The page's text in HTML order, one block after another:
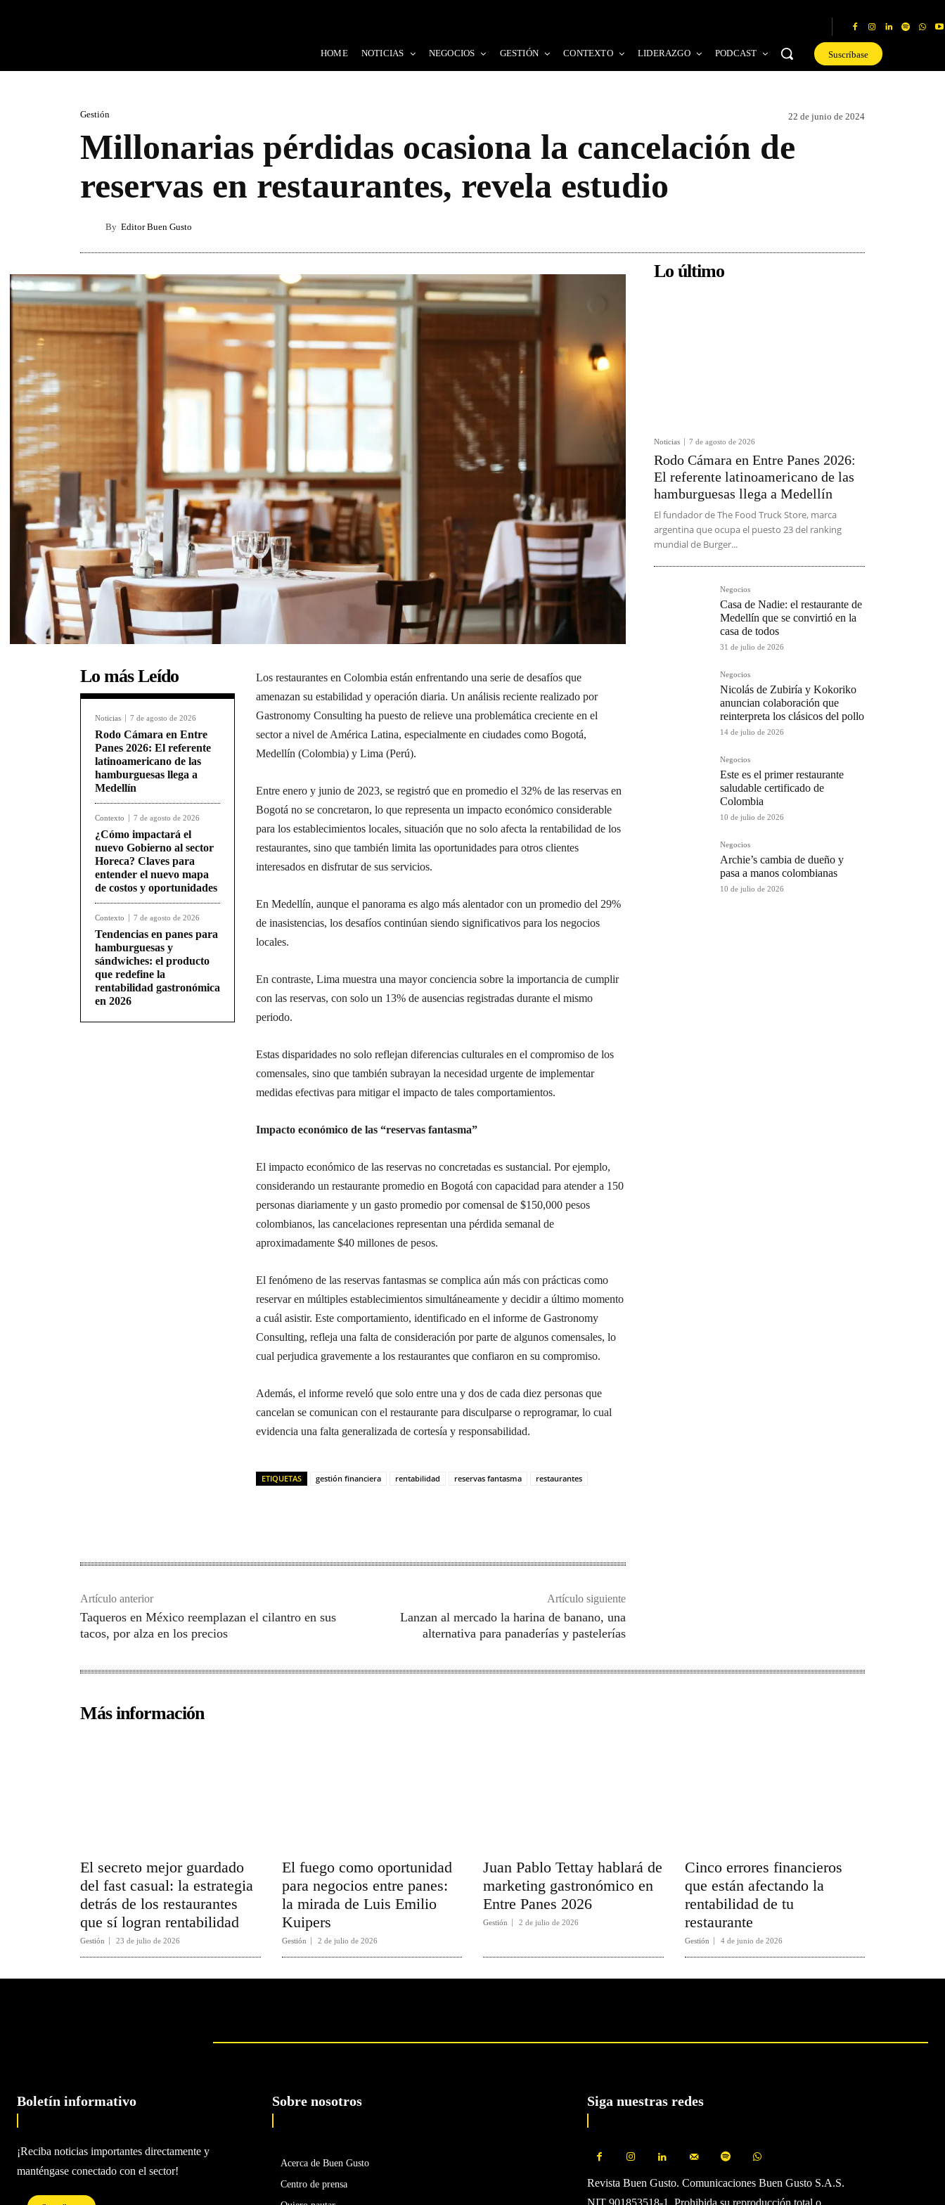
HOME NOTICIAS NEGOCIOS GESTIÓN CONTEXTO LIDERAZGO PODCAST Suscríbase
Gestión 22 de junio de 2024
Millonarias pérdidas ocasiona la cancelación de
reservas en restaurantes, revela estudio
By Editor Buen Gusto
Lo más Leído
Noticias 7 de agosto de 2026
Rodo Cámara en Entre
Panes 2026: El referente
latinoamericano de las
hamburguesas llega a
Medellín
Contexto 7 de agosto de 2026
¿Cómo impactará el
nuevo Gobierno al sector
Horeca? Claves para
entender el nuevo mapa
de costos y oportunidades
Contexto 7 de agosto de 2026
Tendencias en panes para
hamburguesas y
sándwiches: el producto
que redefine la
rentabilidad gastronómica
en 2026
Los restaurantes en Colombia están enfrentando una serie de desafíos que
amenazan su estabilidad y operación diaria. Un análisis reciente realizado por
Gastronomy Consulting ha puesto de relieve una problemática creciente en el
sector a nivel de América Latina, especialmente en ciudades como Bogotá,
Medellín (Colombia) y Lima (Perú).
Entre enero y junio de 2023, se registró que en promedio el 32% de las reservas en
Bogotá no se concretaron, lo que representa un impacto económico considerable
para los establecimientos locales, situación que no solo afecta la rentabilidad de los
restaurantes, sino que también limita las oportunidades para otros clientes
interesados en disfrutar de sus servicios.
En Medellín, aunque el panorama es algo más alentador con un promedio del 29%
de inasistencias, los desafíos continúan siendo significativos para los negocios
locales.
En contraste, Lima muestra una mayor conciencia sobre la importancia de cumplir
con las reservas, con solo un 13% de ausencias registradas durante el mismo
periodo.
Estas disparidades no solo reflejan diferencias culturales en el compromiso de los
comensales, sino que también subrayan la necesidad urgente de implementar
medidas efectivas para mitigar el impacto de tales comportamientos.
Impacto económico de las “reservas fantasma”
El impacto económico de las reservas no concretadas es sustancial. Por ejemplo,
considerando un restaurante promedio en Bogotá con capacidad para atender a 150
personas diariamente y un gasto promedio por comensal de $150,000 pesos
colombianos, las cancelaciones representan una pérdida semanal de
aproximadamente $40 millones de pesos.
El fenómeno de las reservas fantasmas se complica aún más con prácticas como
reservar en múltiples establecimientos simultáneamente y decidir a último momento
a cuál asistir. Este comportamiento, identificado en el informe de Gastronomy
Consulting, refleja una falta de consideración por parte de algunos comensales, lo
cual perjudica gravemente a los restaurantes que confiaron en su compromiso.
Además, el informe reveló que solo entre una y dos de cada diez personas que
cancelan se comunican con el restaurante para disculparse o reprogramar, lo cual
evidencia una falta generalizada de cortesía y responsabilidad.
ETIQUETAS gestión financiera rentabilidad reservas fantasma restaurantes
Artículo anterior
Taqueros en México reemplazan el cilantro en sus
tacos, por alza en los precios
Artículo siguiente
Lanzan al mercado la harina de banano, una
alternativa para panaderías y pastelerías
Lo último
Noticias 7 de agosto de 2026
Rodo Cámara en Entre Panes 2026:
El referente latinoamericano de las
hamburguesas llega a Medellín
El fundador de The Food Truck Store, marca
argentina que ocupa el puesto 23 del ranking
mundial de Burger...
Negocios
Casa de Nadie: el restaurante de
Medellín que se convirtió en la
casa de todos
31 de julio de 2026
Negocios
Nicolás de Zubiría y Kokoriko
anuncian colaboración que
reinterpreta los clásicos del pollo
14 de julio de 2026
Negocios
Este es el primer restaurante
saludable certificado de
Colombia
10 de julio de 2026
Negocios
Archie’s cambia de dueño y
pasa a manos colombianas
10 de julio de 2026
Más información
El secreto mejor guardado
del fast casual: la estrategia
detrás de los restaurantes
que sí logran rentabilidad
Gestión 23 de julio de 2026
El fuego como oportunidad
para negocios entre panes:
la mirada de Luis Emilio
Kuipers
Gestión 2 de julio de 2026
Juan Pablo Tettay hablará de
marketing gastronómico en
Entre Panes 2026
Gestión 2 de julio de 2026
Cinco errores financieros
que están afectando la
rentabilidad de tu
restaurante
Gestión 4 de junio de 2026
Boletín informativo
¡Reciba noticias importantes directamente y
manténgase conectado con el sector!
Sobre nosotros
Acerca de Buen Gusto
Centro de prensa
Siga nuestras redes
Revista Buen Gusto. Comunicaciones Buen Gusto S.A.S.
NIT 901853518-1. Prohibida su reproducción total o